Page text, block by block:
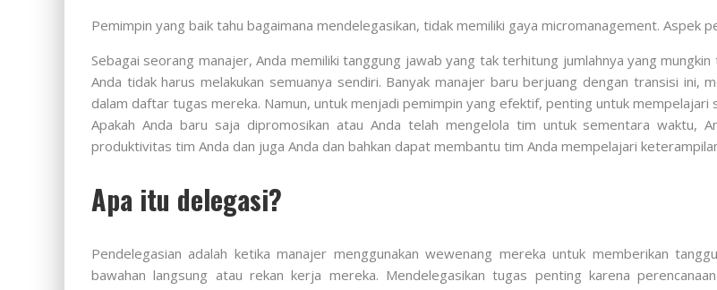
Pemimpin yang baik tahu bagaimana mendelegasikan, tidak memiliki gaya micromanagement. Aspek
Sebagai seorang manajer, Anda memiliki tanggung jawab yang tak terhitung jumlahnya yang
Anda tidak harus melakukan semuanya sendiri. Banyak manajer baru berjuang dengan transisi ini,
dalam daftar tugas mereka. Namun, untuk menjadi pemimpin yang efektif, penting untuk mempelajari
Apakah Anda baru saja dipromosikan atau Anda telah mengelola tim untuk sementara waktu,
produktivitas tim Anda dan juga Anda dan bahkan dapat membantu tim Anda mempelajari
Apa itu delegasi?
Pendelegasian adalah ketika manajer menggunakan wewenang mereka untuk memberikan
bawahan langsung atau rekan kerja mereka. Mendelegasikan tugas penting karena